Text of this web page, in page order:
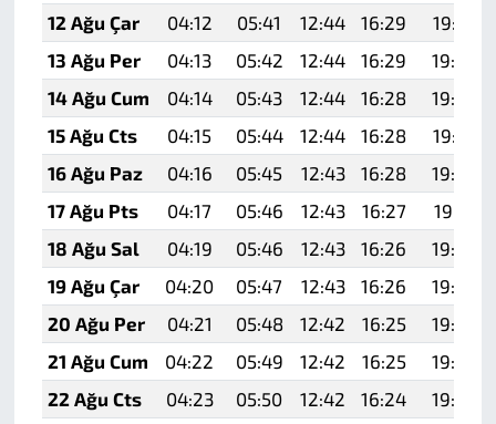
12 Ağu Çar
04:12 05:41 12:44 16:29
19:37
13 Ağu Per
04:13 05:42 12:44 16:29
19:36
14 Ağu Cum
04:14 05:43 12:44 16:28
19:34
15 Ağu Cts
04:15 05:44 12:44 16:28
19:33
16 Ağu Paz
04:16 05:45 12:43 16:28
19:32
17 Ağu Pts
04:17 05:46 12:43 16:27
19:31
18 Ağu Sal
04:19 05:46 12:43 16:26
19:30
19 Ağu Çar
04:20 05:47 12:43 16:26
19:28
20 Ağu Per
04:21 05:48 12:42 16:25
19:27
21 Ağu Cum
04:22 05:49 12:42 16:25
19:26
22 Ağu Cts
04:23 05:50 12:42 16:24
19:24